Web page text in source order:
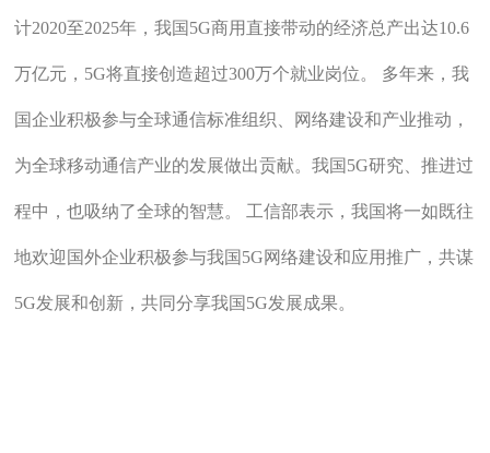
计2020至2025年，我国5G商用直接带动的经济总产出达10.6
万亿元，5G将直接创造超过300万个就业岗位。 多年来，我
国企业积极参与全球通信标准组织、网络建设和产业推动，
为全球移动通信产业的发展做出贡献。我国5G研究、推进过
程中，也吸纳了全球的智慧。 工信部表示，我国将一如既往
地欢迎国外企业积极参与我国5G网络建设和应用推广，共谋
5G发展和创新，共同分享我国5G发展成果。